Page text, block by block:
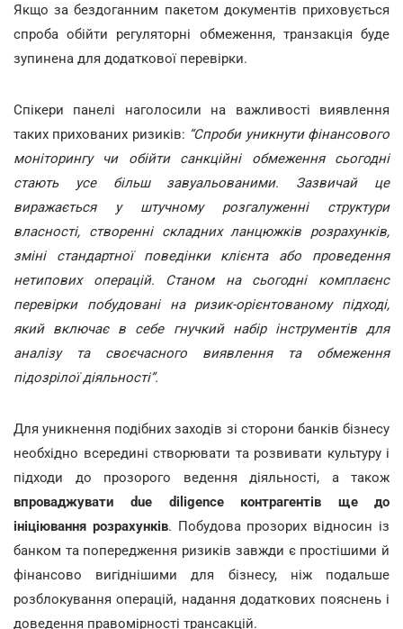
Якщо за бездоганним пакетом документів приховується
спроба обійти регуляторні обмеження, транзакція буде
зупинена для додаткової перевірки.
Спікери панелі наголосили на важливості виявлення
таких прихованих ризиків: “Спроби уникнути фінансового
моніторингу чи обійти санкційні обмеження сьогодні
стають усе більш завуальованими. Зазвичай це
виражається у штучному розгалуженні структури
власності, створенні складних ланцюжків розрахунків,
зміні стандартної поведінки клієнта або проведення
нетипових операцій. Станом на сьогодні комплаєнс
перевірки побудовані на ризик-орієнтованому підході,
який включає в себе гнучкий набір інструментів для
аналізу та своєчасного виявлення та обмеження
підозрілої діяльності”.
Для уникнення подібних заходів зі сторони банків бізнесу
необхідно всередині створювати та розвивати культуру і
підходи до прозорого ведення діяльності, а також
впроваджувати due diligence контрагентів ще до
ініціювання розрахунків. Побудова прозорих відносин із
банком та попередження ризиків завжди є простішими й
фінансово вигіднішими для бізнесу, ніж подальше
розблокування операцій, надання додаткових пояснень і
доведення правомірності трансакцій.